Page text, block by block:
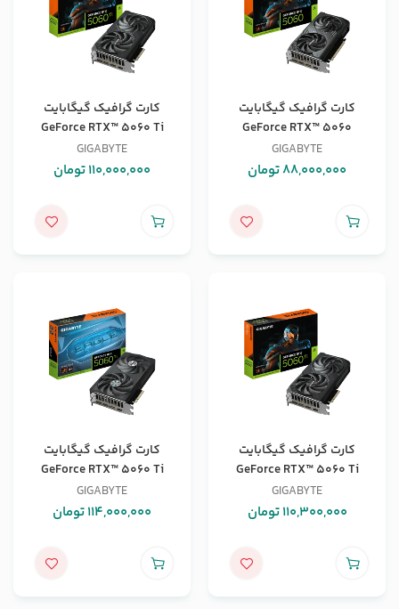
کارت گرافیک گیگابایت
GeForce RTX™ 5060
WINDFORCE MAX OC 8G
GIGABYTE
88,000,000تومان
کارت گرافیک گیگابایت
GeForce RTX™ 5060 Ti
WINDFORCE 8G
GIGABYTE
110,000,000تومان
کارت گرافیک گیگابایت
GeForce RTX™ 5060 Ti
WINDFORCE OC 8G
GIGABYTE
110,300,000تومان
کارت گرافیک گیگابایت
GeForce RTX™ 5060 Ti
EAGLE OC 8G
GIGABYTE
114,000,000تومان